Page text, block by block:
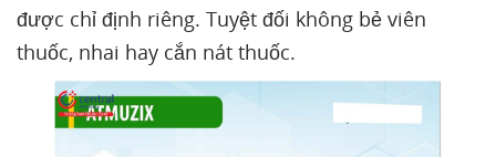
được chỉ định riêng. Tuyệt đối không bẻ viên
thuốc, nhai hay cắn nát thuốc.